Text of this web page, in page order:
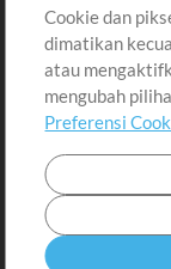
Lain-lain
Sesi
Kirimkan musik
Playlist
MT Conference
Cookie dan
dimatikan
atau
mengubah
Preferensi